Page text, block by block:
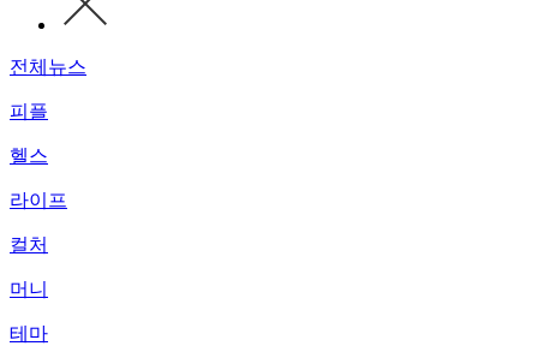
전체뉴스
피플
헬스
라이프
컬처
머니
테마